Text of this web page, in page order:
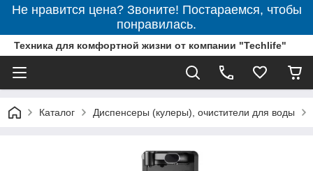
Не нравится цена? Звоните! Постараемся, чтобы
понравилась.
Техника для комфортной жизни от компании "Techlife"
Каталог Диспенсеры (кулеры), очистители для воды